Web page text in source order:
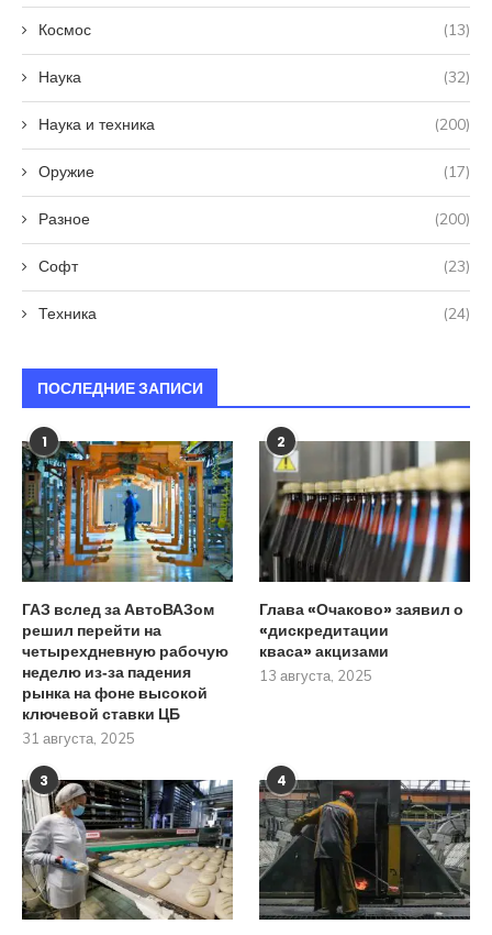
Космос (13)
Наука (32)
Наука и техника (200)
Оружие (17)
Разное (200)
Софт (23)
Техника (24)
ПОСЛЕДНИЕ ЗАПИСИ
1
ГАЗ вслед за АвтоВАЗом
решил перейти на
четырехдневную рабочую
неделю из‑за падения
рынка на фоне высокой
ключевой ставки ЦБ
31 августа, 2025
2
Глава «Очаково» заявил о
«дискредитации
кваса» акцизами
13 августа, 2025
3 4